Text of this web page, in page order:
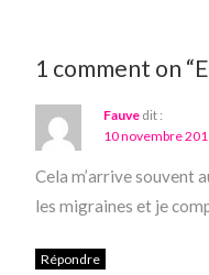
1 comment on
Fauve dit :
10 novembre
Cela m’arrive souvent
les migraines et je
Répondre